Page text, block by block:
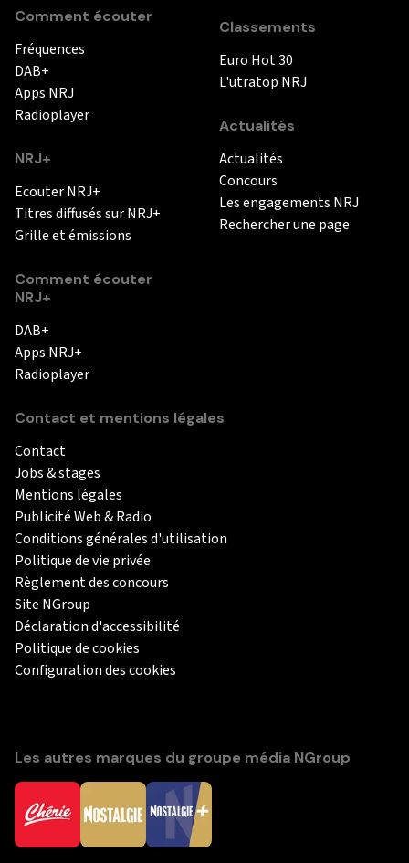
Comment écouter
Fréquences
DAB+
Apps NRJ
Radioplayer
NRJ+
Ecouter NRJ+
Titres diffusés sur NRJ+
Grille et émissions
Comment écouter
NRJ+
DAB+
Apps NRJ+
Radioplayer
Classements
Euro Hot 30
L'utratop NRJ
Actualités
Actualités
Concours
Les engagements NRJ
Rechercher une page
Contact et mentions légales
Contact
Jobs & stages
Mentions légales
Publicité Web & Radio
Conditions générales d'utilisation
Politique de vie privée
Règlement des concours
Site NGroup
Déclaration d'accessibilité
Politique de cookies
Configuration des cookies
Les autres marques du groupe média NGroup